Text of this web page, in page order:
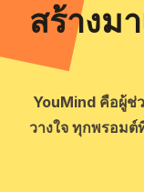
สร้างม
YouMind คือผู้ช่
วางใจ ทุกพรอม